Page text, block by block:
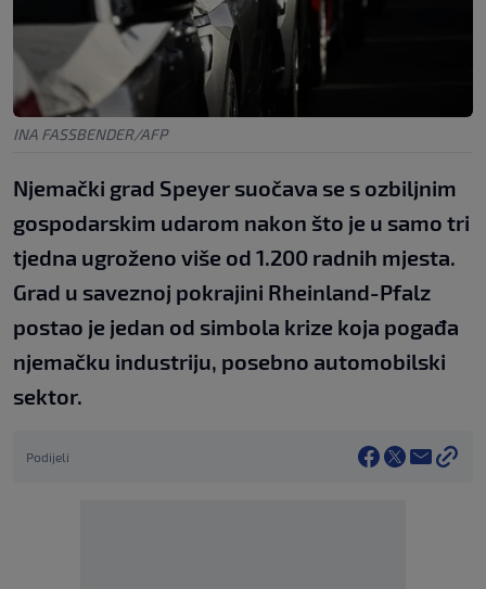
INA FASSBENDER/AFP
Njemački grad Speyer suočava se s ozbiljnim
gospodarskim udarom nakon što je u samo tri
tjedna ugroženo više od 1.200 radnih mjesta.
Grad u saveznoj pokrajini Rheinland-Pfalz
postao je jedan od simbola krize koja pogađa
njemačku industriju, posebno automobilski
sektor.
Podijeli